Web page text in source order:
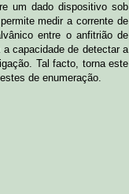
um dado dispositivo sob
medir a corrente de
entre o anfitrião de
capacidade de detectar a
Tal facto, torna este
de enumeração.